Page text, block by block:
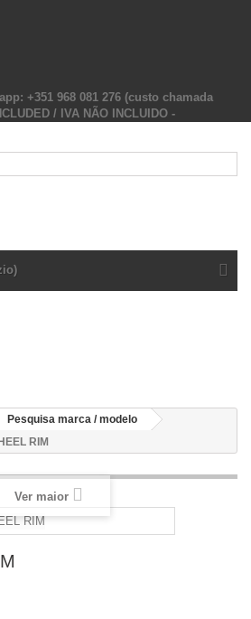
+351 968 081 276 (custo chamada
/ IVA NÃO INCLUIDO -
Pesquisa marca / modelo
RIM
Ver maior